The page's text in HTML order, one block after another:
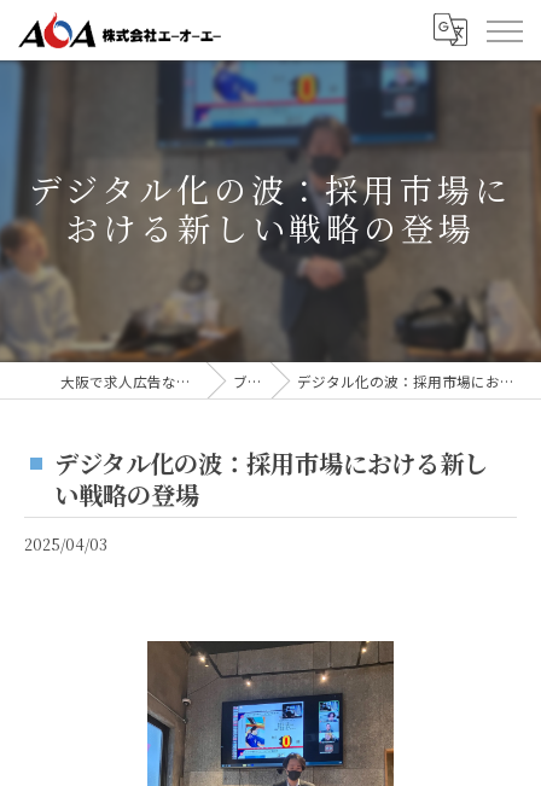
デジタル化の波：採用市場に
おける新しい戦略の登場
大阪で求人広告なら株式会社AOA ブログ デジタル化の波：採用市場における新しい戦略の登場
デジタル化の波：採用市場における新し
い戦略の登場
2025/04/03